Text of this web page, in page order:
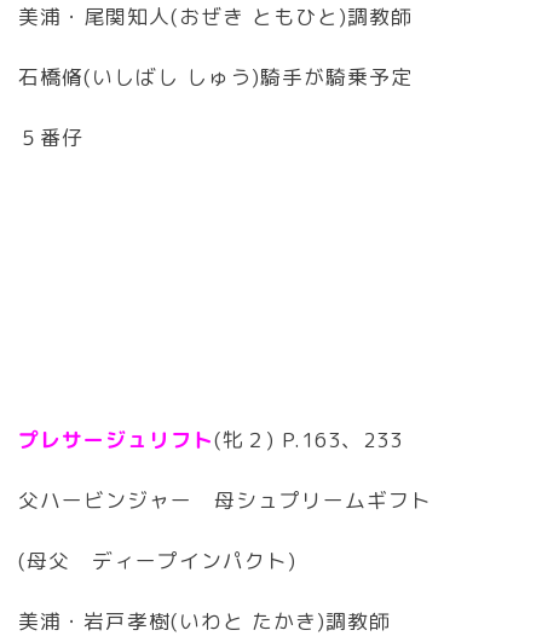
美浦・尾関知人(おぜき ともひと)調教師
石橋脩(いしばし しゅう)騎手が騎乗予定
５番仔
プレサージュリフト(牝２) P.163、233
父ハービンジャー 母シュプリームギフト
(母父 ディープインパクト)
美浦・岩戸孝樹(いわと たかき)調教師